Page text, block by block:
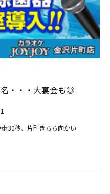
・・・大宴会も◎
30秒、片町きらら向かい